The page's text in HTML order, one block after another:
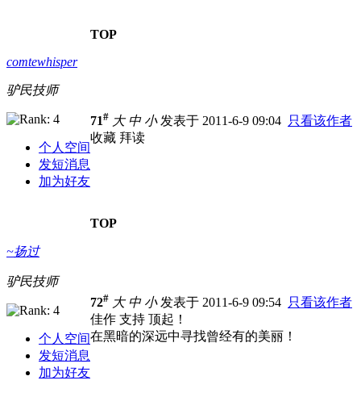
TOP
comtewhisper
驴民技师
个人空间
发短消息
加为好友
71# 大 中 小发表于 2011-6-9 09:04 只看该作者
收藏 拜读
TOP
~扬过
驴民技师
个人空间
发短消息
加为好友
72# 大 中 小发表于 2011-6-9 09:54 只看该作者
佳作 支持 顶起！
在黑暗的深远中寻找曾经有的美丽！